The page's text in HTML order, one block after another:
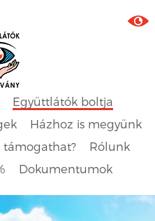
Együttlátók boltja
Házhoz is megyünk
támogathat?
Rólunk
Dokumentumok